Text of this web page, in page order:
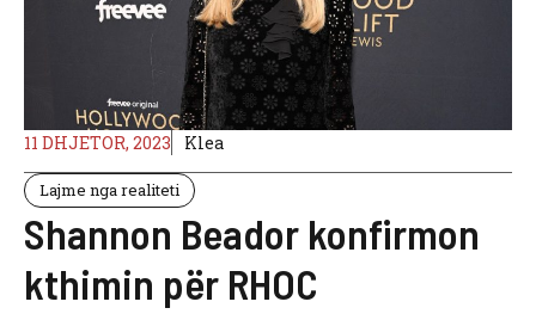
11 DHJETOR, 2023 Klea
Lajme nga realiteti
Shannon Beador konfirmon
kthimin për RHOC